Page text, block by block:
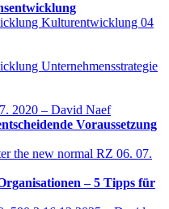
2020 – David Naef
Voraussetzung
06. 07.
– 5 Tipps für